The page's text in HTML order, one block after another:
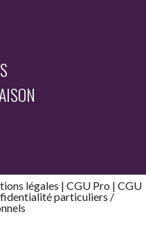
légales | CGU Pro | CGU
particuliers /